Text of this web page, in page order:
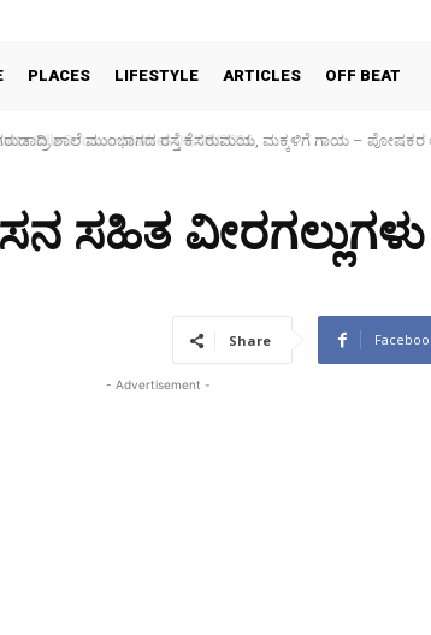
PLACES LIFESTYLE ARTICLES OFF BEAT
Silk Cocoon Market-06/08/2026
ಸಹಿತ ವೀರಗಲ್ಲುಗಳು
Share
- Advertisement -